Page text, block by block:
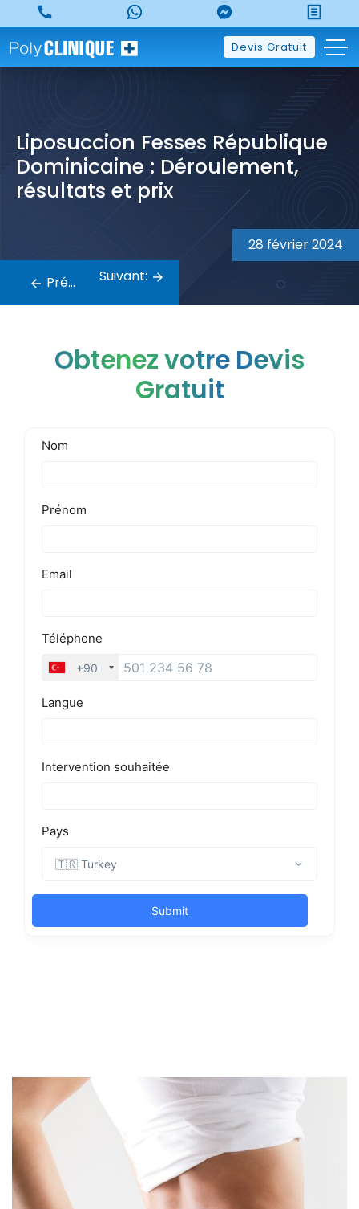
to
content
Devis Gratuit
Liposuccion Fesses République
Dominicaine : Déroulement,
résultats et prix
28 février 2024
de
l’article
Précédent: Suivant:
Obtenez votre Devis
Gratuit